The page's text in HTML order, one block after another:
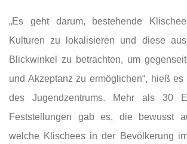
„Es geht darum, bestehende
Kulturen zu lokalisieren und diese
Blickwinkel zu betrachten, um
und Akzeptanz zu ermöglichen“, hieß
des Jugendzentrums. Mehr als 30
Feststellungen gab es, die bewusst
welche Klischees in der Bevölkerung